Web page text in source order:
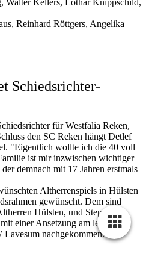
Walter Kellers, Lothar Knippschild,
Reinhard Röttgers, Angelika
Schiedsrichter-
für Westfalia Reken,
den SC Reken hängt Detlef
"Eigentlich wollte ich die 40 voll
ist mir inzwischen wichtiger
demnach mit 17 Jahren erstmals
Altherrenspiels in Hülsten
gewünscht. Dem sind
Hülsten, und Stephan
einer Ansetzung am letzten
Lavesum nachgekommen.